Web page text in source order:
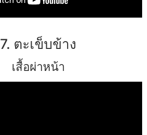
7. ตะเข็บข้าง
เสื้อผ่าหน้า